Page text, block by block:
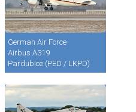
German Air Force
Airbus A319
Pardubice (PED / LKPD)